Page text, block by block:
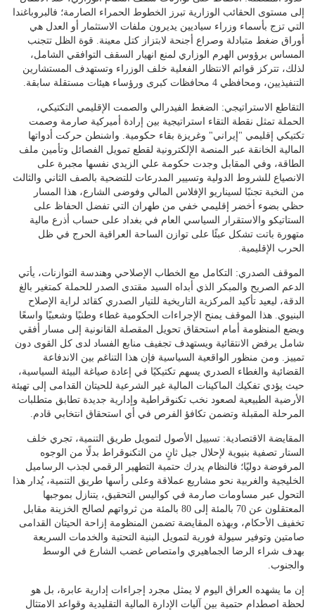
إلى مستوى الحقائب الوزارية تبرز الخطوط الحمراء الصارمة؛ فالبروباغندا
التي تزج بأسماء وزراء سياديين يديرون ملفات الاستثمار أو العدل هي
أوراق ضغط متبادلة وصراع أجنحة لابتزاز كتل معينة. قوة الظل تتجنب
المساس برؤوس الهرم الوزاري لمنع انهيار السقف التوافقي الشامل،
لذلك، تتركز قوائم الانتظار الفعلية خلف الوزراء وتستهدف المستشارين
التنفيذيين، ومحافظي 4 محافظات كبرى ورؤساء هيئات مستقلة سابقة.
التقاطع الاستراتيجي: الضغط الفيدرالي والصمت الإقليمي التكتيكي،
الحملة تمثل نقطة التقاء استراتيجية بين إرادة أميركية صارمة وصمت
تكتيكي إقليمي "إيراني" وغريزة بقاء حكومية. واشنطن حركت أدواتها
المالية الخانقة عبر المنصة الإلكترونية لقطع تمويل الفصائل وتأمين ملف
الطاقة، وفي المقابل وجدت حكومة علي الزيدي نفسها مجبرة على
الانصياع للشروط الدولية وتسيير المدرعات للتضحية بالصف الثاني والثالث
من النخبة تجنبًا لسيناريو الإفلاس المالي وفوضى الشارع، هذا المسار
حظي بضوء أخضر إقليمي خفي من طهران التي تفضل الحفاظ على
الستاتيكو والاستقرار السياسي العام في بغداد على حساب أذرع مالية
متهورة باتت تشكل عبئًا على توازن الساحة العراقية الحرج في ظل
الحرب الإقليمية.
الموقف الصدري: التكامل مع الخطاب الإصلاحي وهندسة التوازنات، يأتي
الدعم الصريح والمبكر الذي أبداه السيد مقتدى الصدر للحملة كمتغير بالغ
الدقة، ليعيد تأكيد المركزية التاريخية للتيار الصدري كقائد لراية الإصلاح
البنيوي. هذا الموقف يمنح الإجراءات الحكومية غطاء وطنيًا وشعبيًا واسعًا
ويضع المنظومة أمام استحقاق تحويل المقصلة القانونية إلى مسار أفقي
شامل يرفض الانتقائية ويستهدف تجفيف منابع الفساد لدى كل القوى دون
تمييز. ومن منظور الواقعية السياسية فإن هذا التناغم بين الاندفاعة
القضائية والغطاء الصدري يسهم تكتيكيًا في إعادة صياغة البيئة السياسية،
حيث يؤدي تفكيك الماكينات المالية غير الشرعية للحيتان القدامى إلى تهيئة
الأرضية الطبيعية لصعود نخب تكنوقراطية وإدارية جديدة تطابق متطلبات
المرحلة المقبلة وتضمن تكافؤ الفرص في أي استحقاق انتخابي قادم.
المقايضة الاقتصادية: تسييل الأصول لتمويل طريق التنمية، تجري خلف
الستار تصفية بنيوية لإحلال جيل ثانٍ من التكنوقراط بدلًا من الوجوه
المرفوضة دوليًا؛ فالنظام يدرك حتمية التطهير الرقمي لجذب الرساميل
الخليجية والغربية نحو مشاريع عملاقة وعلى رأسها طريق التنمية، يُدار هذا
التحول عبر مساومات صارمة في كواليس التحقيق، يتنازل بموجبها
المعتقلون عن 70 بالمئة إلى 80 بالمئة من ثرواتهم لصالح الخزينة مقابل
تخفيف الأحكام، وبهذه المقايضة تضمن المنظومة إزاحة الحيتان القدامى
صامتين وتوفير سيولة فورية لتمويل البنية التحتية والخدمات السريعة
بهدف شراء الرضا الجماهيري وامتصاص غضب الشارع في الوسط
والجنوب.
إن ما يشهده العراق اليوم لا يمثل مجرد إجراءات إدارية عابرة، بل هو
لحظة اصطدام حتمية بين آليات الإدارة المالية التقليدية وقواعد الامتثال